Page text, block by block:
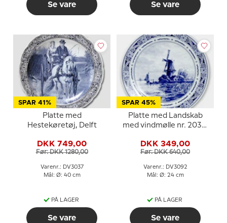
Se vare Se vare
SPAR 41%
Platte med
Hestekøretøj, Delft
DKK 749,00
Før: DKK 1280,00
Varenr.: DV3037
Mål: Ø: 40 cm
PÅ LAGER
Se vare
SPAR 45%
Platte med Landskab
med vindmølle nr. 2036,
DKK 349,00
Før: DKK 640,00
Varenr.: DV3092
Mål: Ø: 24 cm
PÅ LAGER
Se vare